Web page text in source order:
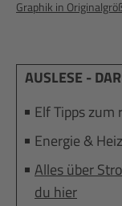
Graphik in
AUSLESE -
Elf Tipps
Energie &
Alles über
du hier